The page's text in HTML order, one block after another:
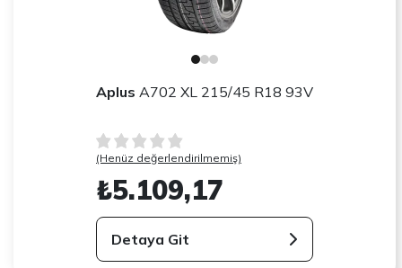
Aplus A702 XL 215/45 R18 93V
(Henüz değerlendirilmemiş)
₺5.109,17
Detaya Git